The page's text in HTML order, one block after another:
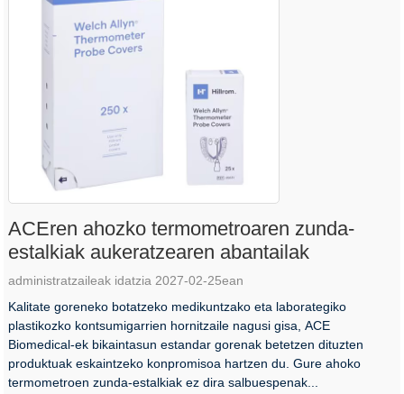
ACEren ahozko termometroaren zunda-
estalkiak aukeratzearen abantailak
administratzaileak idatzia 2027-02-25ean
Kalitate goreneko botatzeko medikuntzako eta laborategiko
plastikozko kontsumigarrien hornitzaile nagusi gisa, ACE
Biomedical-ek bikaintasun estandar gorenak betetzen dituzten
produktuak eskaintzeko konpromisoa hartzen du. Gure ahoko
termometroen zunda-estalkiak ez dira salbuespenak...